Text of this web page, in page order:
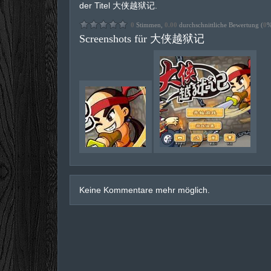
der Titel 大侠越狱记.
0 Stimmen, 0.00 durchschnittliche Bewertung (0
Screenshots für 大侠越狱记
Keine Kommentare mehr möglich.